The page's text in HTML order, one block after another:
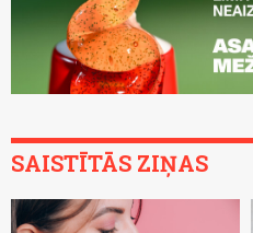
SAISTĪTĀS ZIŅAS